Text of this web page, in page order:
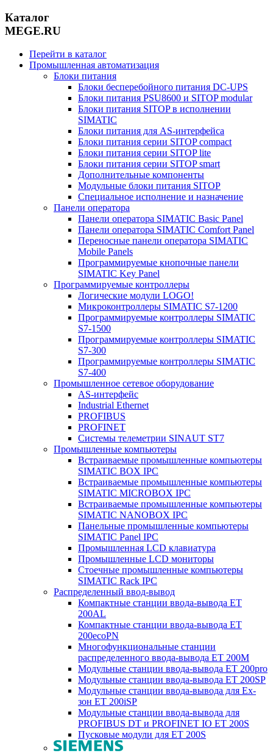
Каталог
MEGE.RU
Перейти в каталог
Промышленная автоматизация
Блоки питания
Блоки бесперебойного питания DC-UPS
Блоки питания PSU8600 и SITOP modular
Блоки питания SITOP в исполнении
SIMATIC
Блоки питания для AS-интерфейса
Блоки питания серии SITOP compact
Блоки питания серии SITOP lite
Блоки питания серии SITOP smart
Дополнительные компоненты
Модульные блоки питания SITOP
Специальное исполнение и назначение
Панели оператора
Панели оператора SIMATIC Basic Panel
Панели оператора SIMATIC Comfort Panel
Переносные панели оператора SIMATIC
Mobile Panels
Программируемые кнопочные панели
SIMATIC Key Panel
Программируемые контроллеры
Логические модули LOGO!
Микроконтроллеры SIMATIC S7-1200
Программируемые контроллеры SIMATIC
S7-1500
Программируемые контроллеры SIMATIC
S7-300
Программируемые контроллеры SIMATIC
S7-400
Промышленное сетевое оборудование
AS-интерфейс
Industrial Ethernet
PROFIBUS
PROFINET
Системы телеметрии SINAUT ST7
Промышленные компьютеры
Встраиваемые промышленные компьютеры
SIMATIC BOX IPC
Встраиваемые промышленные компьютеры
SIMATIC MICROBOX IPC
Встраиваемые промышленные компьютеры
SIMATIC NANOBOX IPC
Панельные промышленные компьютеры
SIMATIC Panel IPC
Промышленная LCD клавиатура
Промышленные LCD мониторы
Стоечные промышленные компьютеры
SIMATIC Rack IPC
Распределенный ввод-вывод
Компактные станции ввода-вывода ET
200AL
Компактные станции ввода-вывода ET
200ecoPN
Многофункциональные станции
распределенного ввода-вывода ET 200M
Модульные станции ввода-вывода ET 200pro
Модульные станции ввода-вывода ET 200SP
Модульные станции ввода-вывода для Ex-
зон ET 200iSP
Модульные станции ввода-вывода для
PROFIBUS DT и PROFINET IO ET 200S
Пусковые модули для ET 200S